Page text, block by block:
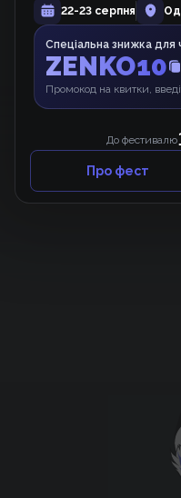
Моргана та Оз
Вебкомікс
крутих
Підтримати
22-23 серпня
Спеціальна знижка для
ZENKO10
Промокод на квитки,
До фестивалю
Про фест